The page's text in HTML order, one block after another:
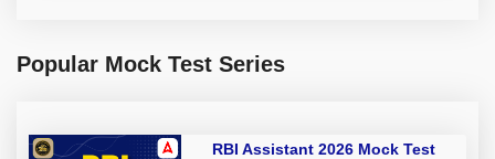
Popular Mock Test Series
RBI Assistant 2026 Mock Test